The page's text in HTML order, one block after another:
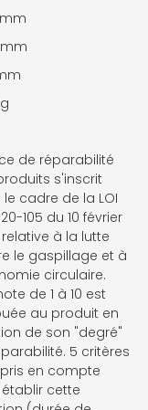
mm
mm
de réparabilité
s'inscrit
cadre de la LOI
105 du 10 février
relative à la lutte
le gaspillage et à
circulaire.
de 1 à 10 est
au produit en
de son "degré"
5 critères
en compte
cette